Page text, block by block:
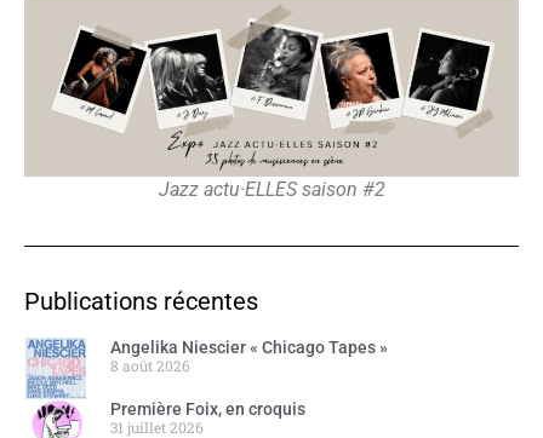
Jazz actu·ELLES saison #2
Publications récentes
Angelika Niescier « Chicago Tapes »
8 août 2026
Première Foix, en croquis
31 juillet 2026